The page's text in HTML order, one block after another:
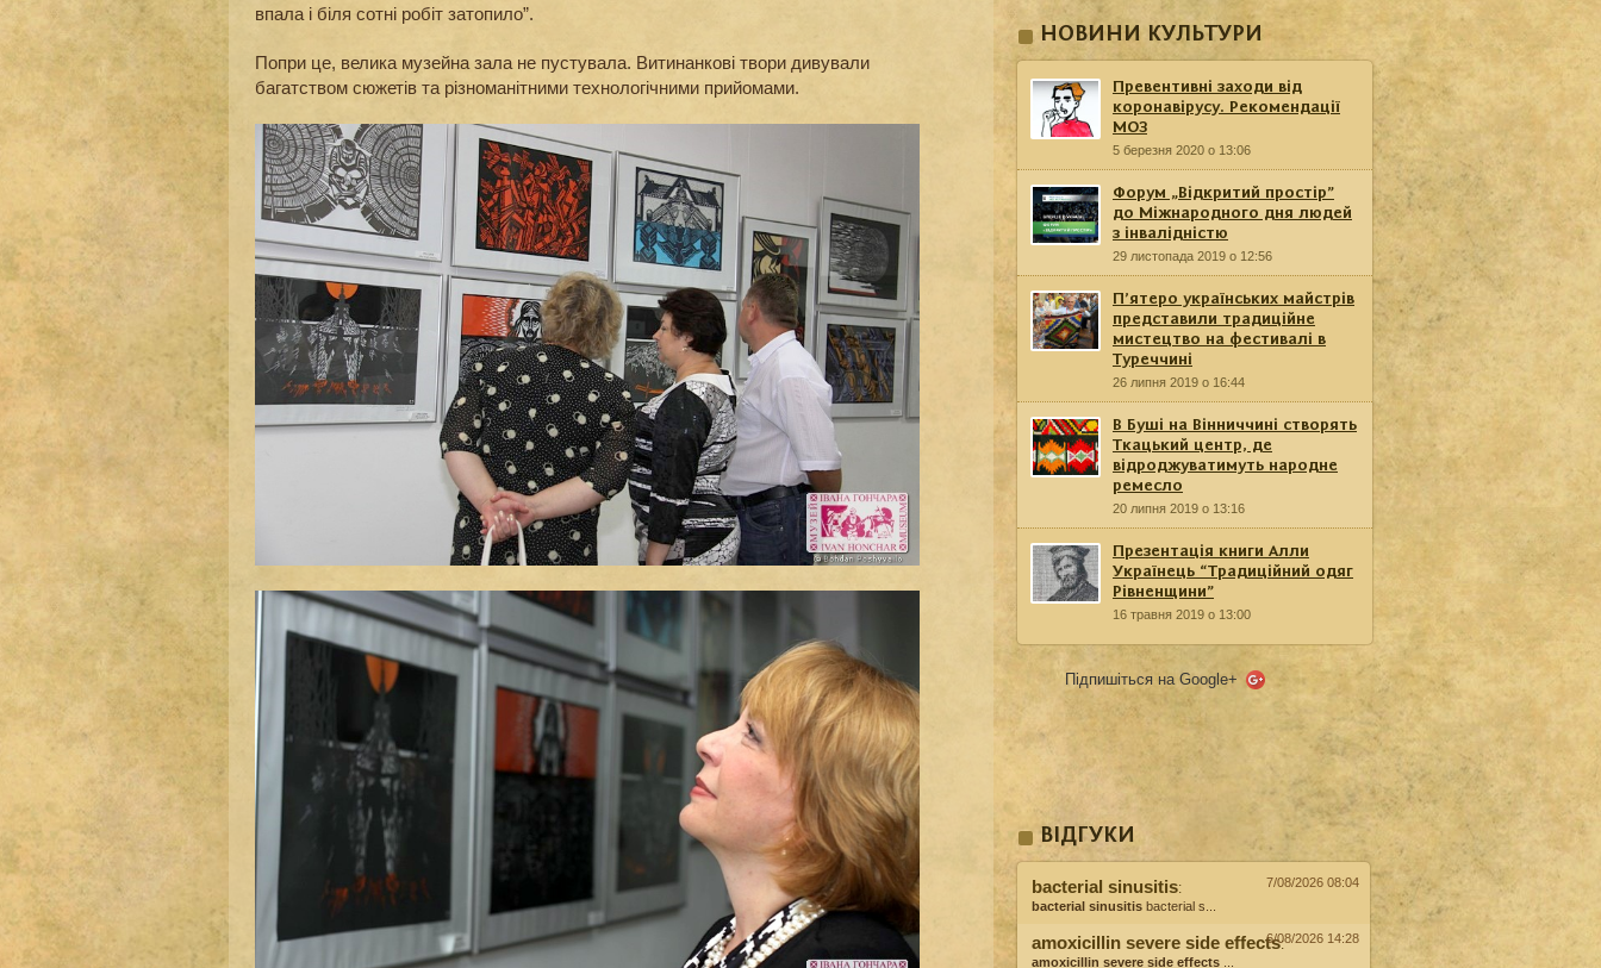
впала і біля сотні робіт затопило”.
Попри це, велика музейна зала не пустувала. Витинанкові твори дивували
багатством сюжетів та різноманітними технологічними прийомами.
НОВИНИ КУЛЬТУРИ
Превентивні заходи від
коронавірусу. Рекомендації
МОЗ
5 березня 2020 о 13:06
Форум „Відкритий простір”
до Міжнародного дня людей
з інвалідністю
29 листопада 2019 о 12:56
П’ятеро українських майстрів
представили традиційне
мистецтво на фестивалі в
Туреччині
26 липня 2019 о 16:44
В Буші на Вінниччині створять
Ткацький центр, де
відроджуватимуть народне
ремесло
20 липня 2019 о 13:16
Презентація книги Алли
Українець “Традиційний одяг
Рівненщини”
16 травня 2019 о 13:00
Підпишіться на Google+
ВІДГУКИ
bacterial sinusitis:
bacterial sinusitis bacterial s...
7/08/2026 08:04
amoxicillin severe side effects:
amoxicillin severe side effects
6/08/2026 14:28